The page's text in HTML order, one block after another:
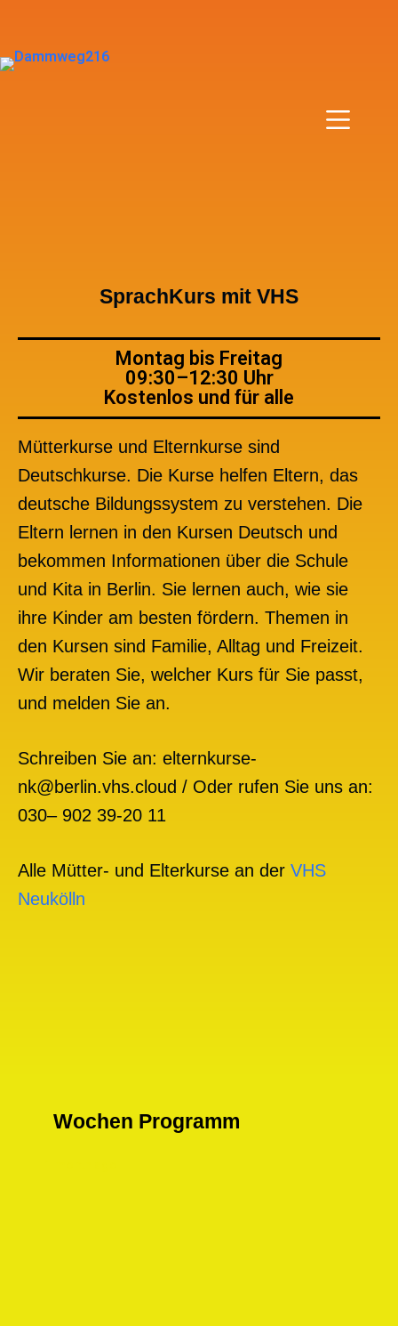
SprachKurs mit VHS
Montag bis Freitag
09:30–12:30 Uhr
Kostenlos und für alle​
Mütterkurse und Elternkurse sind
Deutschkurse. Die Kurse helfen Eltern, das
deutsche Bildungssystem zu verstehen. Die
Eltern lernen in den Kursen Deutsch und
bekommen Informationen über die Schule
und Kita in Berlin. Sie lernen auch, wie sie
ihre Kinder am besten fördern. Themen in
den Kursen sind Familie, Alltag und Freizeit.
Wir beraten Sie, welcher Kurs für Sie passt,
und melden Sie an.
Schreiben Sie an: elternkurse-
nk@berlin.vhs.cloud / Oder rufen Sie uns an:
030– 902 39-20 11
Alle Mütter- und Elterkurse an der VHS
Neukölln
Wochen Programm